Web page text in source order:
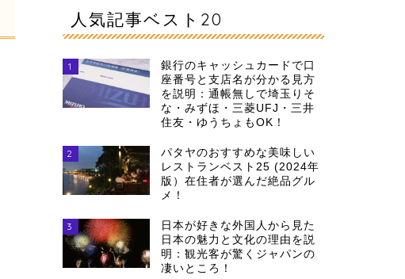
人気記事ベスト20
1
銀行のキャッシュカードで口
座番号と支店名が分かる見方
を説明：通帳無しで埼玉りそ
な・みずほ・三菱UFJ・三井
住友・ゆうちょもOK！
2
パタヤのおすすめな美味しい
レストランベスト25 (2024年
版）在住者が選んだ絶品グル
メ！
3
日本が好きな外国人から見た
日本の魅力と文化の理由を説
明：観光客が驚くジャパンの
凄いところ！